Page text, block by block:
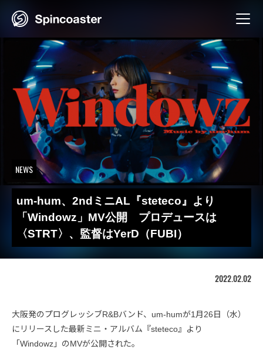
NEWS
um-hum、2ndミニAL『steteco』より
「Windowz」MV公開 プロデュースは
〈STRT〉、監督はYerD（FUBI）
2022.02.02
大阪発のプログレッシブR&Bバンド、um-humが1月26日（水）
にリリースした最新ミニ・アルバム『steteco』より
「Windowz」のMVが公開された。